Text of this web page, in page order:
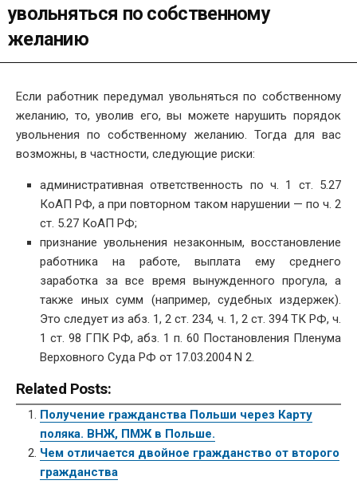
увольняться по собственному
желанию
Если работник передумал увольняться по собственному
желанию, то, уволив его, вы можете нарушить порядок
увольнения по собственному желанию. Тогда для вас
возможны, в частности, следующие риски:
административная ответственность по ч. 1 ст. 5.27
КоАП РФ, а при повторном таком нарушении — по ч. 2
ст. 5.27 КоАП РФ;
признание увольнения незаконным, восстановление
работника на работе, выплата ему среднего
заработка за все время вынужденного прогула, а
также иных сумм (например, судебных издержек).
Это следует из абз. 1, 2 ст. 234, ч. 1, 2 ст. 394 ТК РФ, ч.
1 ст. 98 ГПК РФ, абз. 1 п. 60 Постановления Пленума
Верховного Суда РФ от 17.03.2004 N 2.
Related Posts:
Получение гражданства Польши через Карту
поляка. ВНЖ, ПМЖ в Польше.
Чем отличается двойное гражданство от второго
гражданства